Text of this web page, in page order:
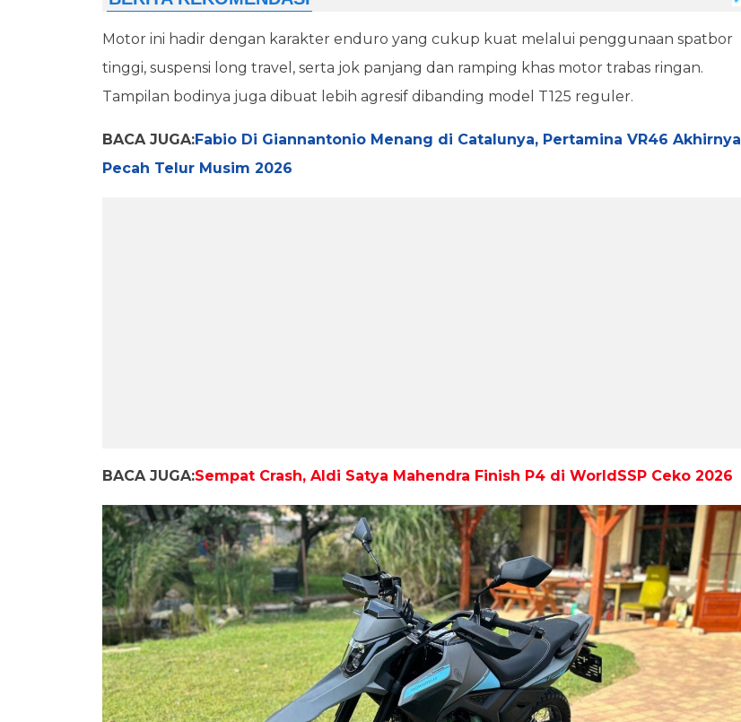
Motor ini hadir dengan karakter enduro yang cukup kuat melalui penggunaan spatbor
tinggi, suspensi long travel, serta jok panjang dan ramping khas motor trabas ringan.
Tampilan bodinya juga dibuat lebih agresif dibanding model T125 reguler.
BACA JUGA:Fabio Di Giannantonio Menang di Catalunya, Pertamina VR46 Akhirnya
Pecah Telur Musim 2026
BACA JUGA:Sempat Crash, Aldi Satya Mahendra Finish P4 di WorldSSP Ceko 2026